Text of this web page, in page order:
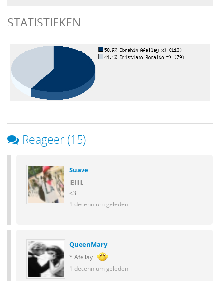
STATISTIEKEN
Reageer (15)
Suave
IBIIIII.
<3
1 decennium geleden
QueenMary
* Afellay
1 decennium geleden